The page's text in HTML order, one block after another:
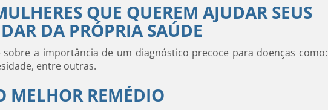
QUE QUEREM AJUDAR SEUS
DA PRÓPRIA SAÚDE
sobre a importância de um diagnóstico precoce para doenças como:
entre outras.
MELHOR REMÉDIO